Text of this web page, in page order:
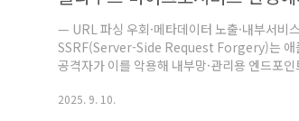
— URL 파싱 우회·메타데이터 노출·내부서비
SSRF(Server-Side Request Forgery)는 애
공격자가 이를 악용해 내부망·관리용 엔드포
호작용(예: 오케스트레이션/런타임/키-밸류
2025. 9. 10.